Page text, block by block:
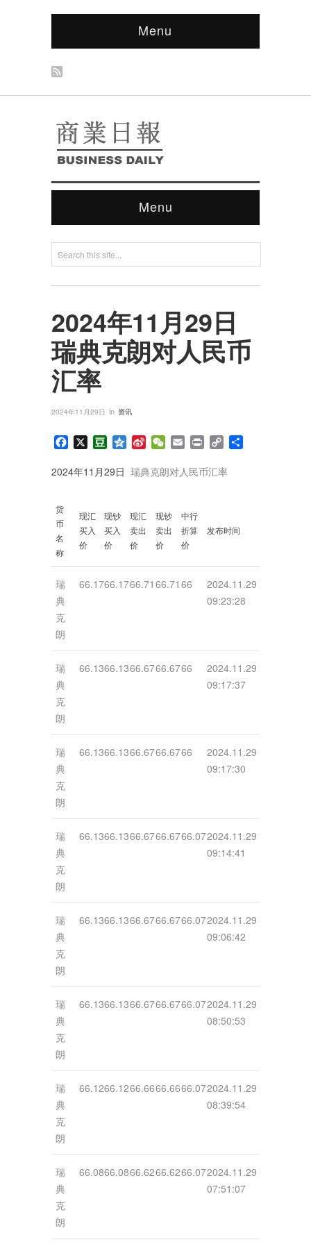
Menu
Menu
2024年11月29日
瑞典克朗对人民币
汇率
2024年11月29日 in 资讯
Facebook
X DoubanQzoneSina WeChat
EmailPrint Copy
2024年11月29日 瑞典克朗对人民币汇率
货
币
名
称
现汇
买入
价
现钞
买入
价
现汇
卖出
价
现钞
卖出
价
中行
折算
价
发布时间
瑞
典
克
朗
66.1766.1766.71 66.71 66
2024.11.29
09:23:28
瑞
典
克
朗
66.1366.1366.6766.6766
2024.11.29
09:17:37
瑞
典
克
朗
66.1366.1366.6766.6766
2024.11.29
09:17:30
瑞
典
克
朗
66.1366.1366.6766.6766.072024.11.29
09:14:41
瑞
典
克
朗
66.1366.1366.6766.6766.072024.11.29
09:06:42
瑞
典
克
朗
66.1366.1366.6766.6766.072024.11.29
08:50:53
瑞
典
克
朗
66.1266.1266.6666.6666.072024.11.29
08:39:54
瑞
典
克
朗
66.0866.0866.6266.6266.072024.11.29
07:51:07